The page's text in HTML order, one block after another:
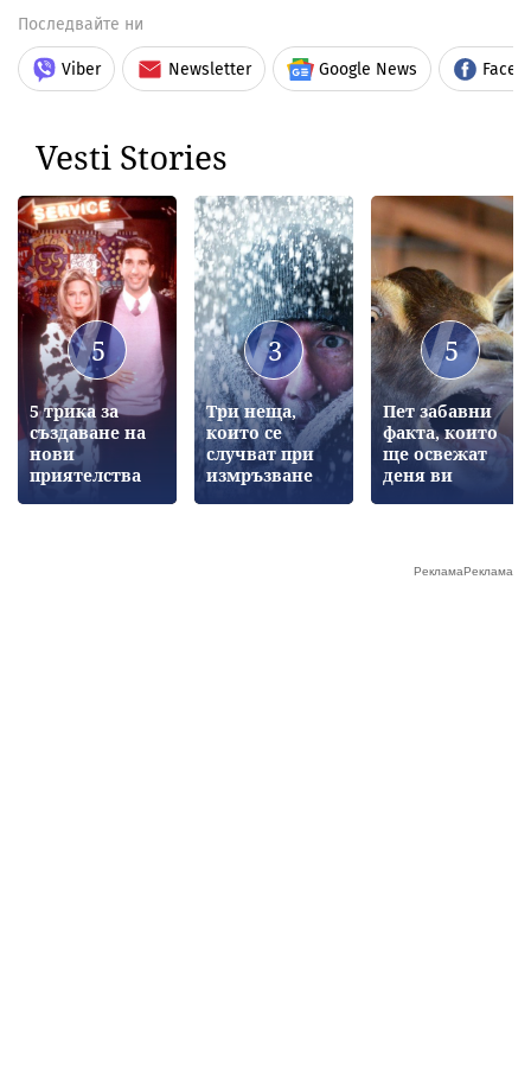
Последвайте ни
Viber Newsletter Google News
Vesti Stories
5
5 трика за
създаване на
нови
приятелства
3
Три неща,
които се
случват при
измръзване
5
Пет забавни
факта, които
ще освежат
деня ви